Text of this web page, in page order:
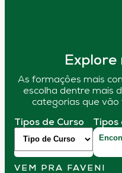
Explore
As formações mais
escolha dentre mais
categorias que
Tipos de Curso Tipos
VEM PRA FAVENI